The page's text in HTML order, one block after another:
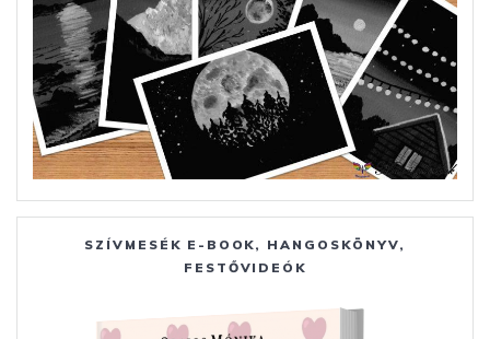
SZÍVMESÉK E-BOOK, HANGOSKÖNYV,
FESTŐVIDEÓK